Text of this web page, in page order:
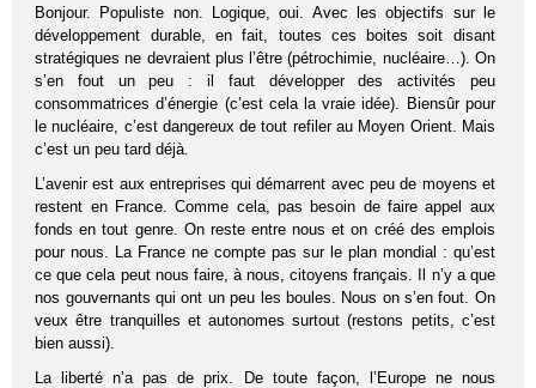
Bonjour. Populiste non. Logique, oui. Avec les objectifs sur le
développement durable, en fait, toutes ces boites soit disant
stratégiques ne devraient plus l’être (pétrochimie, nucléaire…). On
s’en fout un peu : il faut développer des activités peu
consommatrices d’énergie (c’est cela la vraie idée). Biensûr pour
le nucléaire, c’est dangereux de tout refiler au Moyen Orient. Mais
c’est un peu tard déjà.
L’avenir est aux entreprises qui démarrent avec peu de moyens et
restent en France. Comme cela, pas besoin de faire appel aux
fonds en tout genre. On reste entre nous et on créé des emplois
pour nous. La France ne compte pas sur le plan mondial : qu’est
ce que cela peut nous faire, à nous, citoyens français. Il n’y a que
nos gouvernants qui ont un peu les boules. Nous on s’en fout. On
veux être tranquilles et autonomes surtout (restons petits, c’est
bien aussi).
La liberté n’a pas de prix. De toute façon, l’Europe ne nous